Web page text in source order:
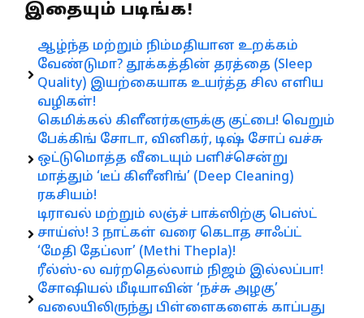
இதையும் படிங்க!
ஆழ்ந்த மற்றும் நிம்மதியான உறக்கம்
வேண்டுமா? தூக்கத்தின் தரத்தை (Sleep
Quality) இயற்கையாக உயர்த்த சில எளிய
வழிகள்!
கெமிக்கல் கிளீனர்களுக்கு குட்பை! வெறும்
பேக்கிங் சோடா, வினிகர், டிஷ் சோப் வச்சு
ஒட்டுமொத்த வீடையும் பளிச்சென்று
மாத்தும் ‘டீப் கிளீனிங்’ (Deep Cleaning)
ரகசியம்!
டிராவல் மற்றும் லஞ்ச் பாக்ஸிற்கு பெஸ்ட்
சாய்ஸ்! 3 நாட்கள் வரை கெடாத சாஃப்ட்
‘மேதி தேப்லா’ (Methi Thepla)!
ரீல்ஸ்-ல வர்றதெல்லாம் நிஜம் இல்லப்பா!
சோஷியல் மீடியாவின் ‘நச்சு அழகு’
வலையிலிருந்து பிள்ளைகளைக் காப்பது